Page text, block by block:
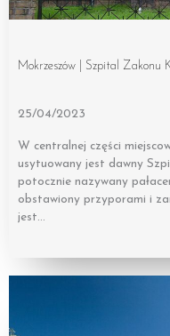
Mokrzeszów | Szpital Zakonu
25/04/2023
W centralnej części
usytuowany jest dawny
potocznie nazywany
obstawiony przyporami i
jest…